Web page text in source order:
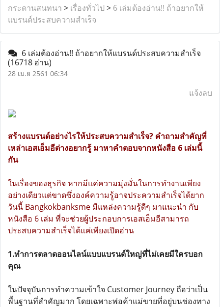
กระดานสนทนา > เรื่องทั่วไป > 6 เล่มต้องอ่าน!! ถ้าอยากให้
แบรนด์ประสบความสำเร็จ
6 เล่มต้องอ่าน!! ถ้าอยากให้แบรนด์ประสบความสำเร็จ
(16718 อ่าน)
28 เม.ย 2561 06:34
แจ้งลบ
สร้างแบรนด์อย่างไรให้ประสบความสำเร็จ? คำถามสำคัญที่
เหล่าเอสเอ็มอีต่างอยากรู้ มาหาคำตอบจากหนังสือ 6 เล่มนี้
กัน
ในเรื่องของธุรกิจ หากมีแค่ความมุ่งมั่นในการทำงานเพียง
อย่างเดียวแต่ขาดซึ่งองค์ความรู้อาจประความสำเร็จได้ยาก
วันนี้ Bangkokbanksme มีแหล่งความรู้ดีๆ มาแนะนำ กับ
หนังสือ 6 เล่ม ที่จะช่วยผู้ประกอบการเอสเอ็มอีสามารถ
ประสบความสำเร็จได้แค่เพียงเปิดอ่าน
1.ทำการตลาดออนไลน์แบบแบรนด์ใหญ่ที่ไม่เคยมีใครบอก
คุณ
ในปัจจุบันการทำความเข้าใจ Customer Journey ถือว่าเป็น
พื้นฐานที่สำคัญมาก โดยเฉพาะพ่อค้าแม่ขายที่อยู่บนช่องทาง